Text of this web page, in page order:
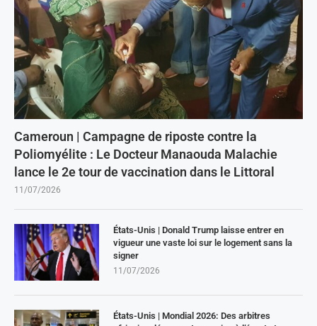
Cameroun | Campagne de riposte contre la
Poliomyélite : Le Docteur Manaouda Malachie
lance le 2e tour de vaccination dans le Littoral
11/07/2026
États-Unis | Donald Trump laisse entrer en
vigueur une vaste loi sur le logement sans la
signer
11/07/2026
États-Unis | Mondial 2026: Des arbitres